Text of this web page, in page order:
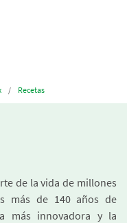
Recetas
de la vida de millones
más de 140 años de
más innovadora y la